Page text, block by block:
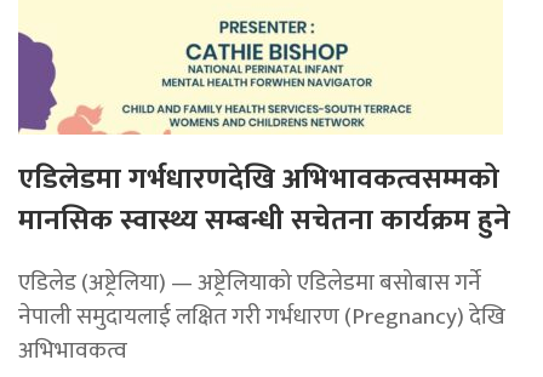
एडिलेडमा गर्भधारणदेखि अभिभावकत्वसम्मको
मानसिक स्वास्थ्य सम्बन्धी सचेतना कार्यक्रम हुने
एडिलेड (अष्ट्रेलिया) — अष्ट्रेलियाको एडिलेडमा बसोबास गर्ने
नेपाली समुदायलाई लक्षित गरी गर्भधारण (Pregnancy) देखि
अभिभावकत्व